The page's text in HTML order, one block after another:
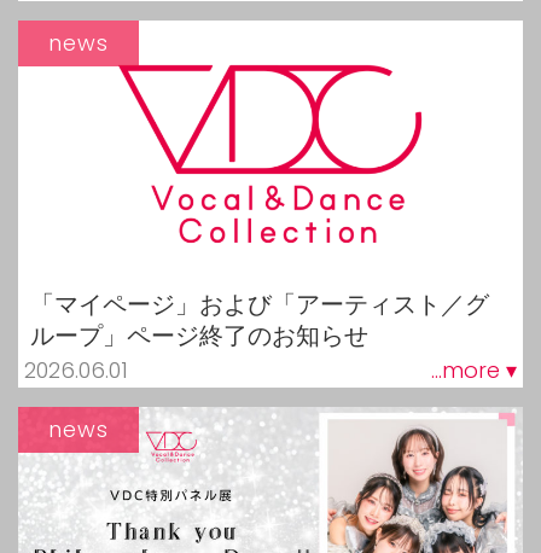
「マイページ」および「アーティスト／グ
ループ」ページ終了のお知らせ
2026.06.01 ...more ▾
news
news